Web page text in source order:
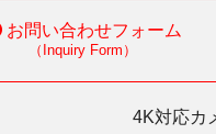
お問い合わせフォーム
（Inquiry Form）
4K対応カ